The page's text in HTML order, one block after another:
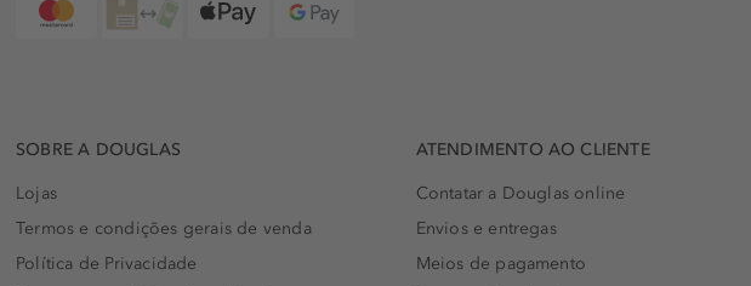
SOBRE A DOUGLAS
Lojas
Termos e condições gerais de venda
Política de Privacidade
ATENDIMENTO AO CLIENTE
Contatar a Douglas online
Envios e entregas
Meios de pagamento